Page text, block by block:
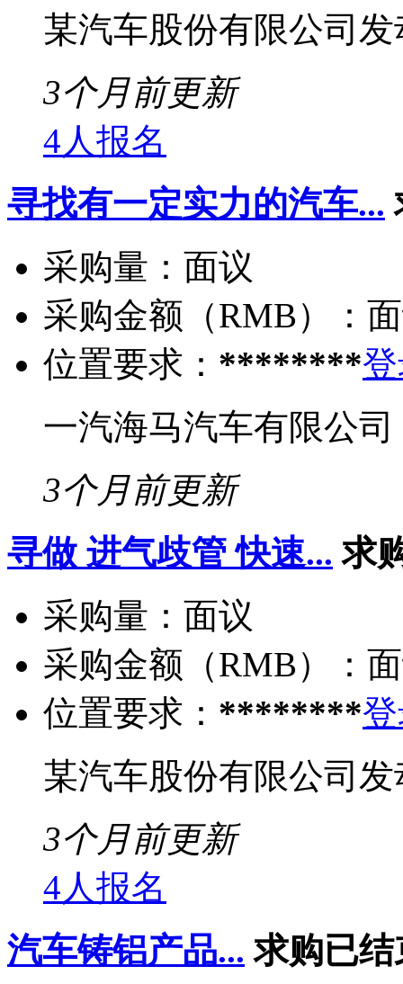
某汽车股份有限公司
3个月前更新
4人报名
寻找有一定实力的汽车...
采购量： 面议
采购金额（RMB）：
位置要求： ********
一汽海马汽车有限公司
3个月前更新
寻做 进气歧管 快速... 求
采购量： 面议
采购金额（RMB）：
位置要求： ********
某汽车股份有限公司
3个月前更新
4人报名
汽车铸铝产品... 求购已结